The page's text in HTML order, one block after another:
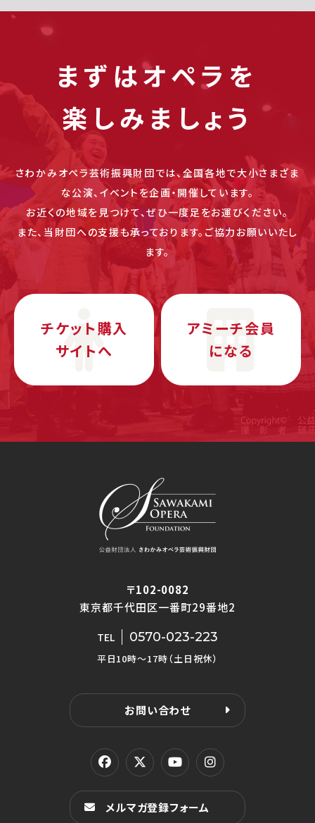
まずはオペラを
楽しみましょう
さわかみオペラ芸術振興財団では、全国各地で大小さまざま
な公演、イベントを企画・開催しています。
お近くの地域を見つけて、ぜひ一度足をお運びください。
また、当財団への支援も承っております。ご協力お願いいたし
ます。
チケット購入
サイトへ
アミーチ会員
になる
〒102-0082
東京都千代田区一番町29番地2
TEL 0570-023-223
平日10時〜17時（土日祝休）
お問い合わせ
メルマガ登録フォーム